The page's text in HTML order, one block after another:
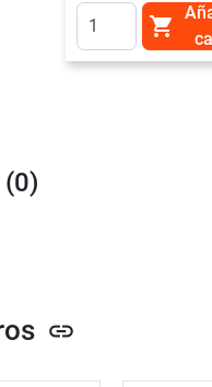

link